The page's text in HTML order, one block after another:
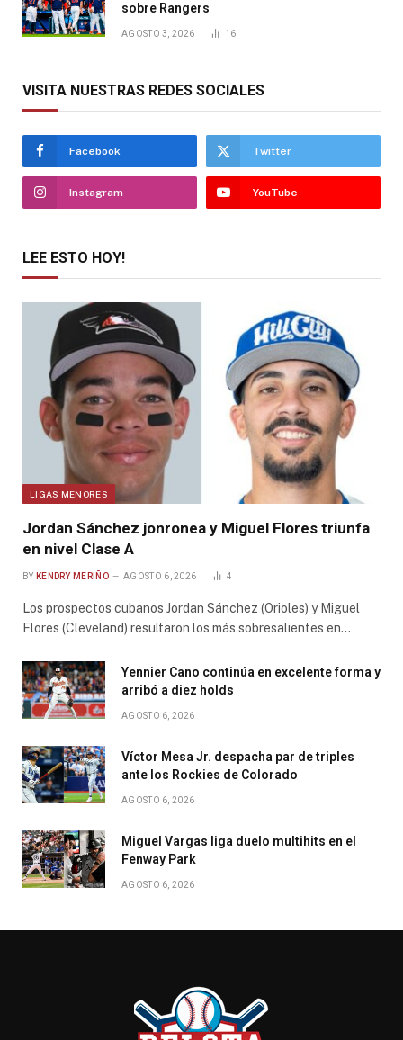
sobre Rangers
AGOSTO 3, 2026 16
VISITA NUESTRAS REDES SOCIALES
Facebook Twitter
Instagram YouTube
LEE ESTO HOY!
LIGAS MENORES
Jordan Sánchez jonronea y Miguel Flores triunfa
en nivel Clase A
BY KENDRY MERIÑO AGOSTO 6, 2026 4
Los prospectos cubanos Jordan Sánchez (Orioles) y Miguel
Flores (Cleveland) resultaron los más sobresalientes en…
Yennier Cano continúa en excelente forma y
arribó a diez holds
AGOSTO 6, 2026
Víctor Mesa Jr. despacha par de triples
ante los Rockies de Colorado
AGOSTO 6, 2026
Miguel Vargas liga duelo multihits en el
Fenway Park
AGOSTO 6, 2026